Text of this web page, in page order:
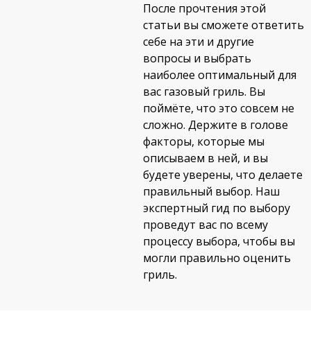
После прочтения этой
статьи вы сможете ответить
себе на эти и другие
вопросы и выбрать
наиболее оптимальный для
вас газовый гриль. Вы
поймёте, что это совсем не
сложно. Держите в голове
факторы, которые мы
описываем в ней, и вы
будете уверены, что делаете
правильный выбор. Наш
экспертный гид по выбору
проведут вас по всему
процессу выбора, чтобы вы
могли правильно оценить
гриль.